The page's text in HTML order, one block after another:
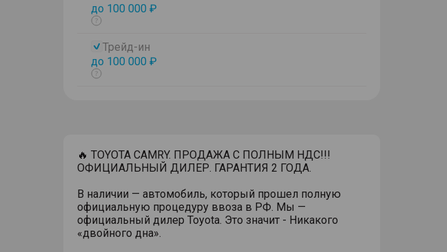
до 100 000 ₽
Показать
Трейд-ин
до 100 000 ₽
Показать
🔥 TOYOTA CAMRY. ПРОДАЖА С ПОЛНЫМ НДС!!!
ОФИЦИАЛЬНЫЙ ДИЛЕР. ГАРАНТИЯ 2 ГОДА.
В наличии — автомобиль, который прошел полную
официальную процедуру ввоза в РФ. Мы —
официальный дилер Toyota. Это значит - Никакого
«двойного дна».